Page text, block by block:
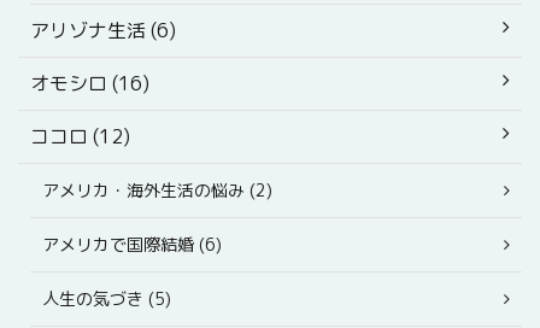
アリゾナ生活 (6)
オモシロ (16)
ココロ (12)
アメリカ・海外生活の悩み (2)
アメリカで国際結婚 (6)
人生の気づき (5)